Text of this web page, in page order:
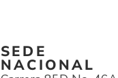
SEDE
NACIONAL